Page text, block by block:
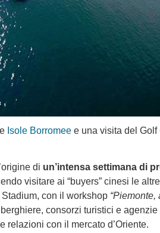
Isole Borromee e una visita del
di un’intensa settimana di
visitare ai “buyers” cinesi le
con il workshop “Piemonte,
consorzi turistici e
relazioni con il mercato d’Oriente.